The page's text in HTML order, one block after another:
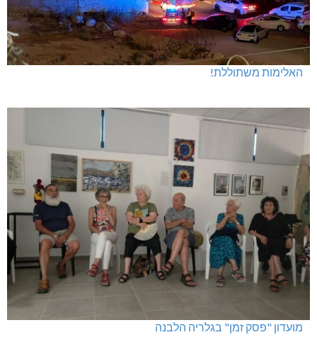
האלימות משתוללת!
מועדון "פסק זמן" בגלריה הלבנה